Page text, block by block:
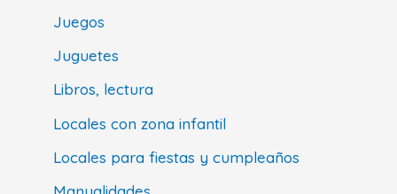
Juegos
Juguetes
Libros, lectura
Locales con zona infantil
Locales para fiestas y cumpleaños